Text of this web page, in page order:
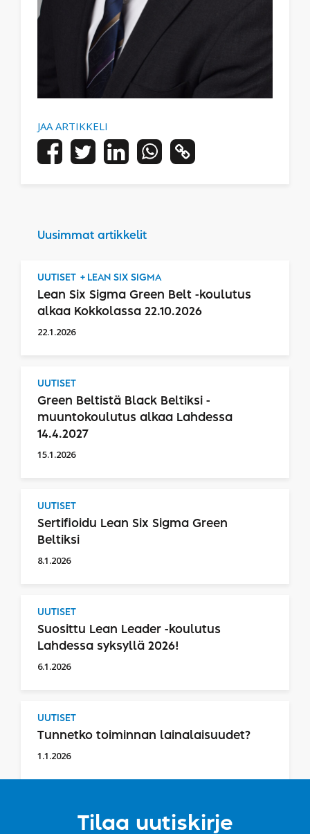
JAA ARTIKKELI
Uusimmat artikkelit
UUTISET LEAN SIX SIGMA
Lean Six Sigma Green Belt -koulutus
alkaa Kokkolassa 22.10.2026
22.1.2026
UUTISET
Green Beltistä Black Beltiksi -
muuntokoulutus alkaa Lahdessa
14.4.2027
15.1.2026
UUTISET
Sertifioidu Lean Six Sigma Green
Beltiksi
8.1.2026
UUTISET
Suosittu Lean Leader -koulutus
Lahdessa syksyllä 2026!
6.1.2026
UUTISET
Tunnetko toiminnan lainalaisuudet?
1.1.2026
Tilaa uutiskirje